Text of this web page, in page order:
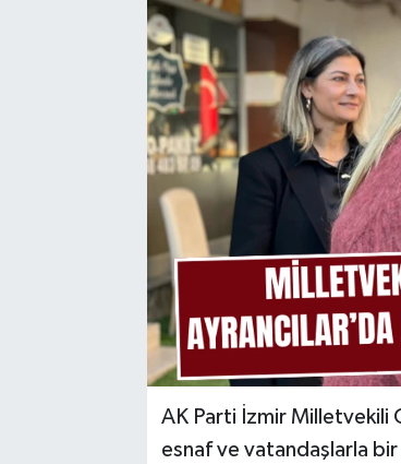
AK Parti İzmir Milletvekili
esnaf ve vatandaşlarla